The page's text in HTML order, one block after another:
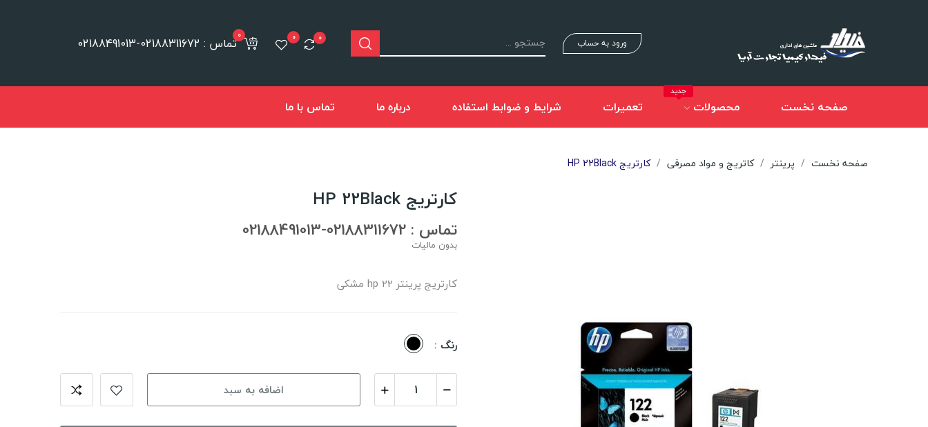
ورود به حساب 0
0 تماس : 02188311672-021884910130
صفحه نخست محصولات
جدید
تعمیرات شرایط و ضوابط استفاده درباره ما تماس با ما
صفحه نخست پرینتر کاتریج و مواد مصرفی کارتریج HP 22Black
کارتریج HP 22Black
تماس : 02188311672-02188491013
بدون مالیات
کارتریج پرینتر hp 22 مشکی
رنگ : مشکی
اضافه به سبد